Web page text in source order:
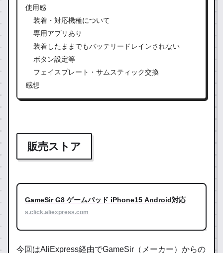
使用感
装着・対応機種について
専用アプリあり
装着したままでもバッテリードレインされない
ボタン設定等
フェイスプレート・サムスティック交換
感想
販売ストア
GameSir G8 ゲームパッド iPhone15 Android対応
s.click.aliexpress.com
今回はAliExpress経由でGameSir（メーカー）からの